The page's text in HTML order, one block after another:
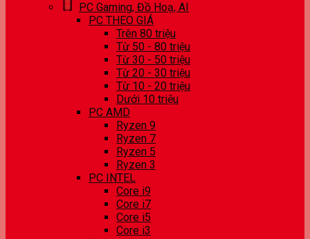
PC Gaming, Đồ Hoạ, AI
PC THEO GIÁ
Trên 80 triệu
Từ 50 - 80 triệu
Từ 30 - 50 triệu
Từ 20 - 30 triệu
Từ 10 - 20 triệu
Dưới 10 triệu
PC AMD
Ryzen 9
Ryzen 7
Ryzen 5
Ryzen 3
PC INTEL
Core i9
Core i7
Core i5
Core i3